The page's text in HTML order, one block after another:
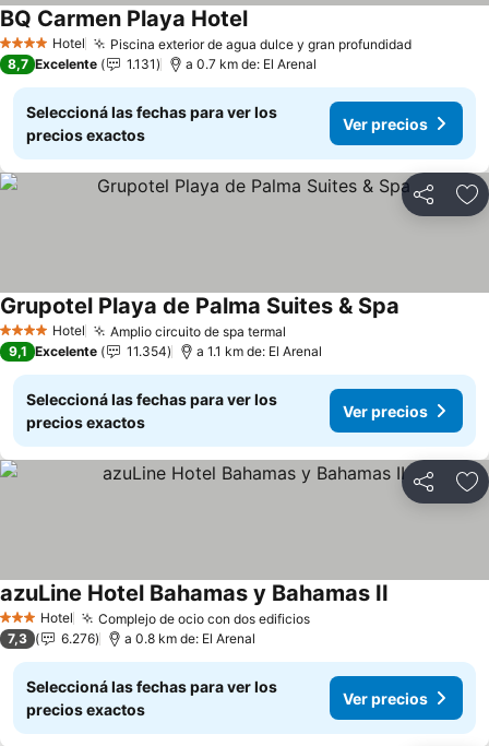
4 EstrellasHotel Piscina exterior de agua dulce y gran profundidadVer
BQ Carmen Playa HotelVer precios
8,7 Excelente 1.131 a 0.7 km de: El Arenal
Seleccioná las fechas para ver los
precios exactos
Ver precios
Compartir
4 EstrellasHotel Amplio circuito de spa termal
Grupotel Playa de Palma Suites & Spa
9,1 Excelente 11.354 a 1.1 km de: El Arenal
Seleccioná las fechas para ver los
precios exactos
Ver precios
Compartir
3 Estrellas
Hotel Complejo de ocio con dos edificiosVer precios
azuLine Hotel Bahamas y Bahamas II
7,3 6.276 a 0.8 km de: El Arenal
Seleccioná las fechas para ver los
precios exactos
Ver precios